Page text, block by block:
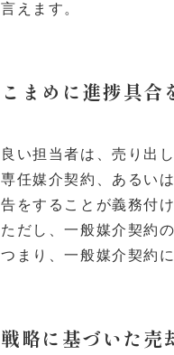
言えます。
こまめに進捗具合
良い担当者は、売り出
専任媒介契約、あるい
告をすることが義務付
ただし、一般媒介契約
つまり、一般媒介契約
戦略に基づいた売